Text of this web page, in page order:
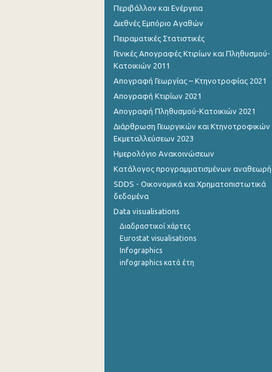
Μαρτίου 2023
Ιανουαρίου 2023
Δεκεμβρίου 2022
Νοεμβρίου 2022
Σεπτεμβρίου 2022
Ιουλίου 2022
Ιουνίου 2022
Μαΐου 2022
Απριλίου 2022
Περιβάλλον και Ενέργεια
Διεθνές Εμπόριο Αγαθών
Πειραματικές Στατιστικές
Γενικές Απογραφές Κτιρίων και Πληθυσμού-
Κατοικιών 2011
Απογραφή Γεωργίας – Κτηνοτροφίας 2021
Απογραφή Κτιρίων 2021
Απογραφή Πληθυσμού-Κατοικιών 2021
Διάρθρωση Γεωργικών και Κτηνοτροφικών
Εκμεταλλεύσεων 2023
Ημερολόγιο Ανακοινώσεων
Κατάλογος προγραμματισμένων
SDDS - Οικονομικά και Χρηματοπιστωτικά
δεδομένα
Data visualisations
Διαδραστικοί χάρτες
Eurostat visualisations
Infographics
infographics κατά έτη